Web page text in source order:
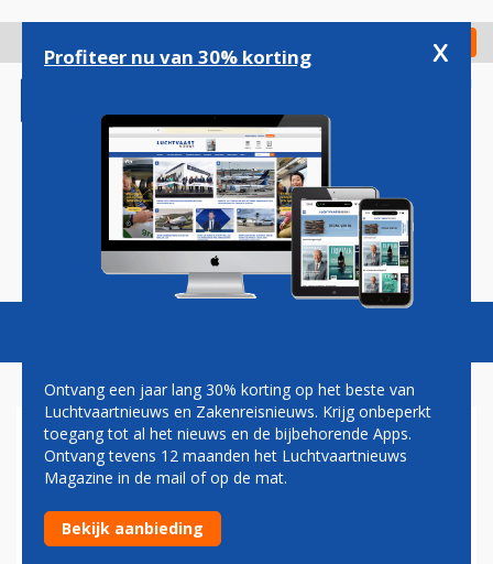
gaan
Check in
Magazine Podcasts Vacatures
ZUID-AFRIKAANSE ORDER
VOOR EMBRAER
Profiteer nu van 30% korting x
Ontvang een jaar lang 30% korting op het beste van
Luchtvaartnieuws en Zakenreisnieuws. Krijg onbeperkt
toegang tot al het nieuws en de bijbehorende Apps.
Ontvang tevens 12 maanden het Luchtvaartnieuws
Magazine in de mail of op de mat.
Bekijk aanbieding